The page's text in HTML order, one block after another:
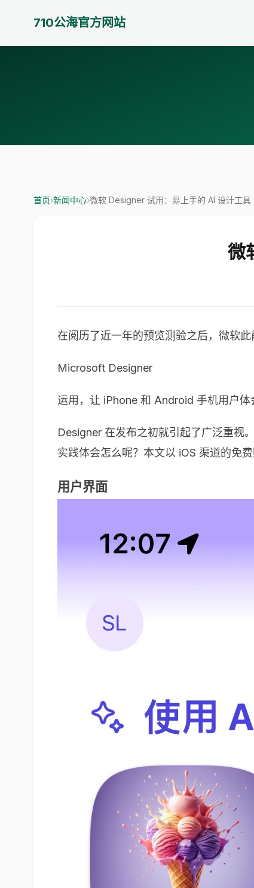
710公海官方网站
首页›新闻中心›微软 Designer 试用：易上手的 AI 设计工具
微
在阅历了近一年的预览测验之后，微软
Microsoft Designer
运用，让 iPhone 和 Android 手机用户体
Designer 在发布之初就引起了广泛重视
实践体会怎么呢？本文以 iOS 渠道的免
用户界面